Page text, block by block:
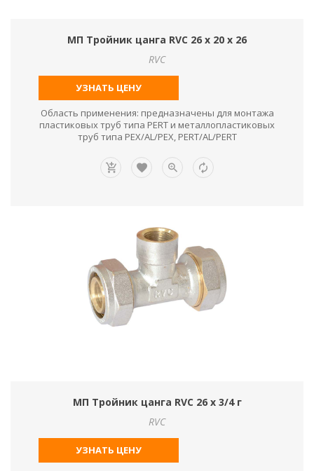
МП Тройник цанга RVC 26 х 20 х 26
RVC
УЗНАТЬ ЦЕНУ
Область применения: предназначены для монтажа
пластиковых труб типа PERT и металлопластиковых
труб типа PEX/AL/PEX, PERT/AL/PERT
МП Тройник цанга RVC 26 х 3/4 г
RVC
УЗНАТЬ ЦЕНУ